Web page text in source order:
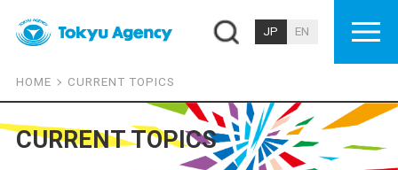
JP EN
HOME CURRENT TOPICS
CURRENT TOPICS